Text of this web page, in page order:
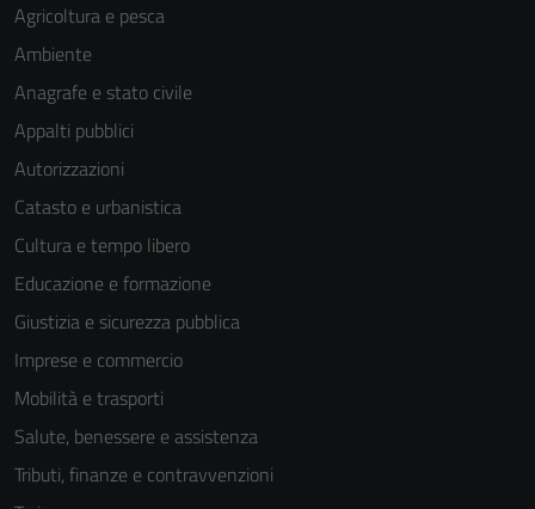
Agricoltura e pesca
Ambiente
Anagrafe e stato civile
Appalti pubblici
Autorizzazioni
Catasto e urbanistica
Cultura e tempo libero
Educazione e formazione
Giustizia e sicurezza pubblica
Imprese e commercio
Mobilità e trasporti
Salute, benessere e assistenza
Tributi, finanze e contravvenzioni